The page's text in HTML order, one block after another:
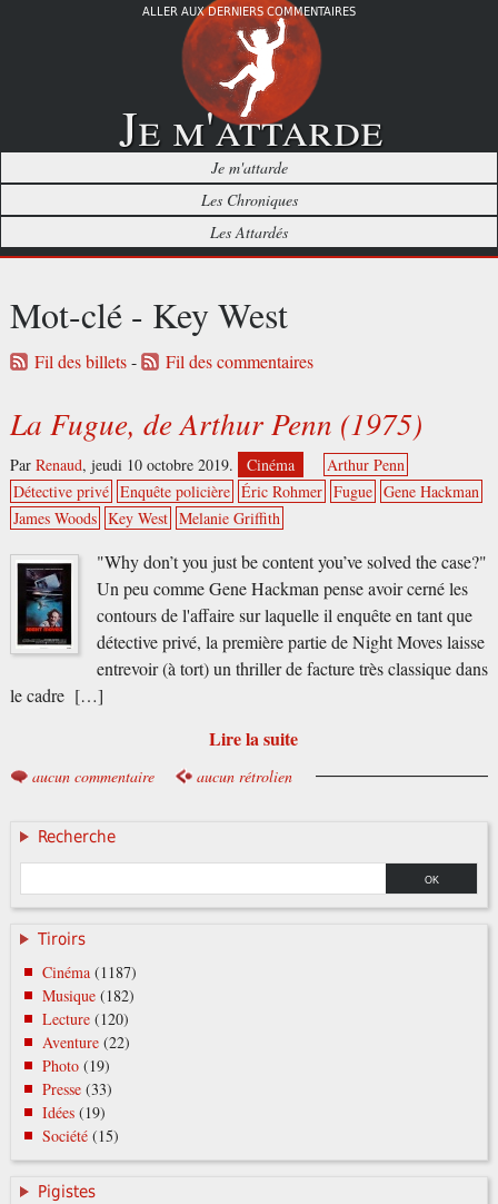
ALLER AUX DERNIERS COMMENTAIRES
Je m'attarde
Je m'attarde
Les Chroniques
Les Attardés
Mot-clé - Key West
Fil des billets- Fil des commentaires
La Fugue, de Arthur Penn (1975)
Par Renaud, jeudi 10 octobre 2019. Cinéma
Arthur Penn
Détective privé Enquête policière Éric Rohmer Fugue Gene Hackman
James Woods Key West Melanie Griffith
"Why don’t you just be content you’ve solved the case?"
Un peu comme Gene Hackman pense avoir cerné les
contours de l'affaire sur laquelle il enquête en tant que
détective privé, la première partie de Night Moves laisse
entrevoir (à tort) un thriller de facture très classique dans
le cadre […]
Lire la suite
aucun commentaire aucun rétrolien
Recherche
Tiroirs
Cinéma (1187)
Musique (182)
Lecture (120)
Aventure (22)
Photo (19)
Presse (33)
Idées (19)
Société (15)
Pigistes